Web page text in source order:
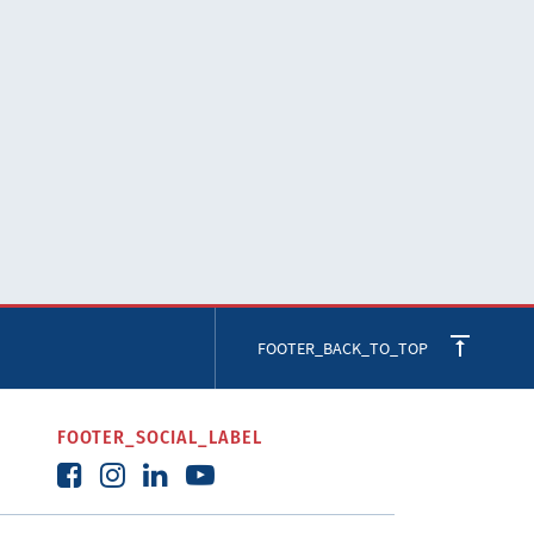
FOOTER_BACK_TO_TOP
FOOTER_SOCIAL_LABEL